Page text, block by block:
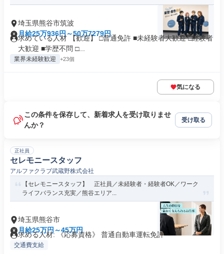
埼玉県熊谷市筑波
月給25万936円～50万7279円
求めている人材 【歓迎】 □普通免許 ■未経験者大歓迎 □経験者
大歓迎 ■学歴不問 □...
業界未経験歓迎 +23個
気になる
この条件を保存して、新着求人を受け取りませ
んか？
受け取る
正社員
セレモニースタッフ
アルファクラブ武蔵野株式会社
【セレモニースタッフ】 正社員／未経験者・経験者OK／ワーク
ライフバランス充実／熊谷エリア...
埼玉県熊谷市
月給25万円～45万円
求める人材: 《応募資格》 普通自動車運転免許
交通費支給